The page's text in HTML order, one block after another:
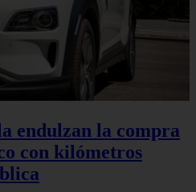
endulzan la compra
con kilómetros